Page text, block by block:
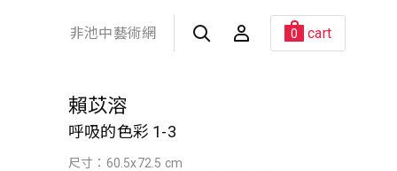
非池中藝術網 0 cart
賴苡溶
呼吸的色彩 1-3
尺寸：60.5x72.5 cm